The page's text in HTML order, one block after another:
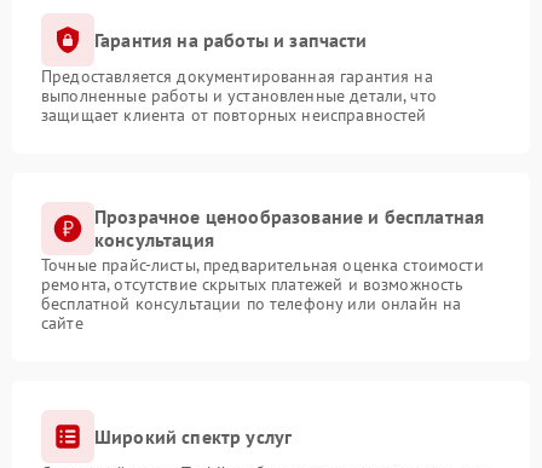
Гарантия на работы и запчасти
Предоставляется документированная гарантия на
выполненные работы и установленные детали, что
защищает клиента от повторных неисправностей
Прозрачное ценообразование и бесплатная
консультация
Точные прайс-листы, предварительная оценка стоимости
ремонта, отсутствие скрытых платежей и возможность
бесплатной консультации по телефону или онлайн на
сайте
Широкий спектр услуг